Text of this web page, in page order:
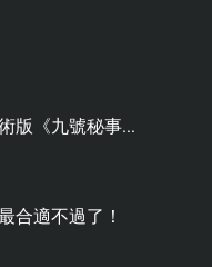
版《九號秘事...
合適不過了！